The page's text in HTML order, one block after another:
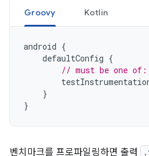
Groovy Kotlin
android {
defaultConfig {
// must be one
}
}
벤치마크를 프로파일링하면 출력